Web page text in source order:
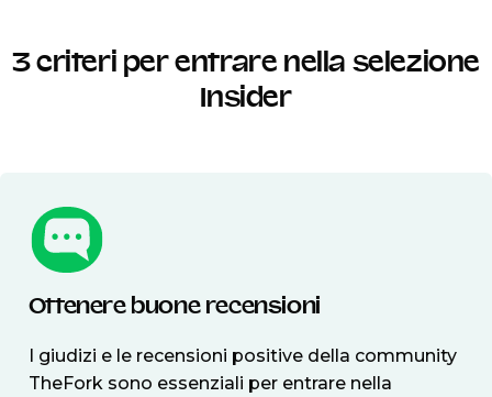
3 criteri per entrare nella selezione
Insider
Ottenere buone recensioni
I giudizi e le recensioni positive della community
TheFork sono essenziali per entrare nella